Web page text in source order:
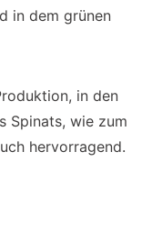
in dem grünen
in den
Spinats, wie zum
hervorragend.